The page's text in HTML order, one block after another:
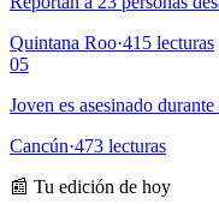
Quintana Roo·415 lecturas
05
Joven es asesinado
Cancún·473 lecturas
📰 Tu edición de hoy